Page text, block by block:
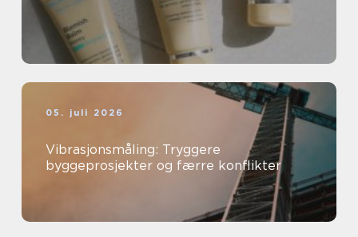
05. juli 2026
Vibrasjonsmåling: Tryggere
byggeprosjekter og færre konflikter